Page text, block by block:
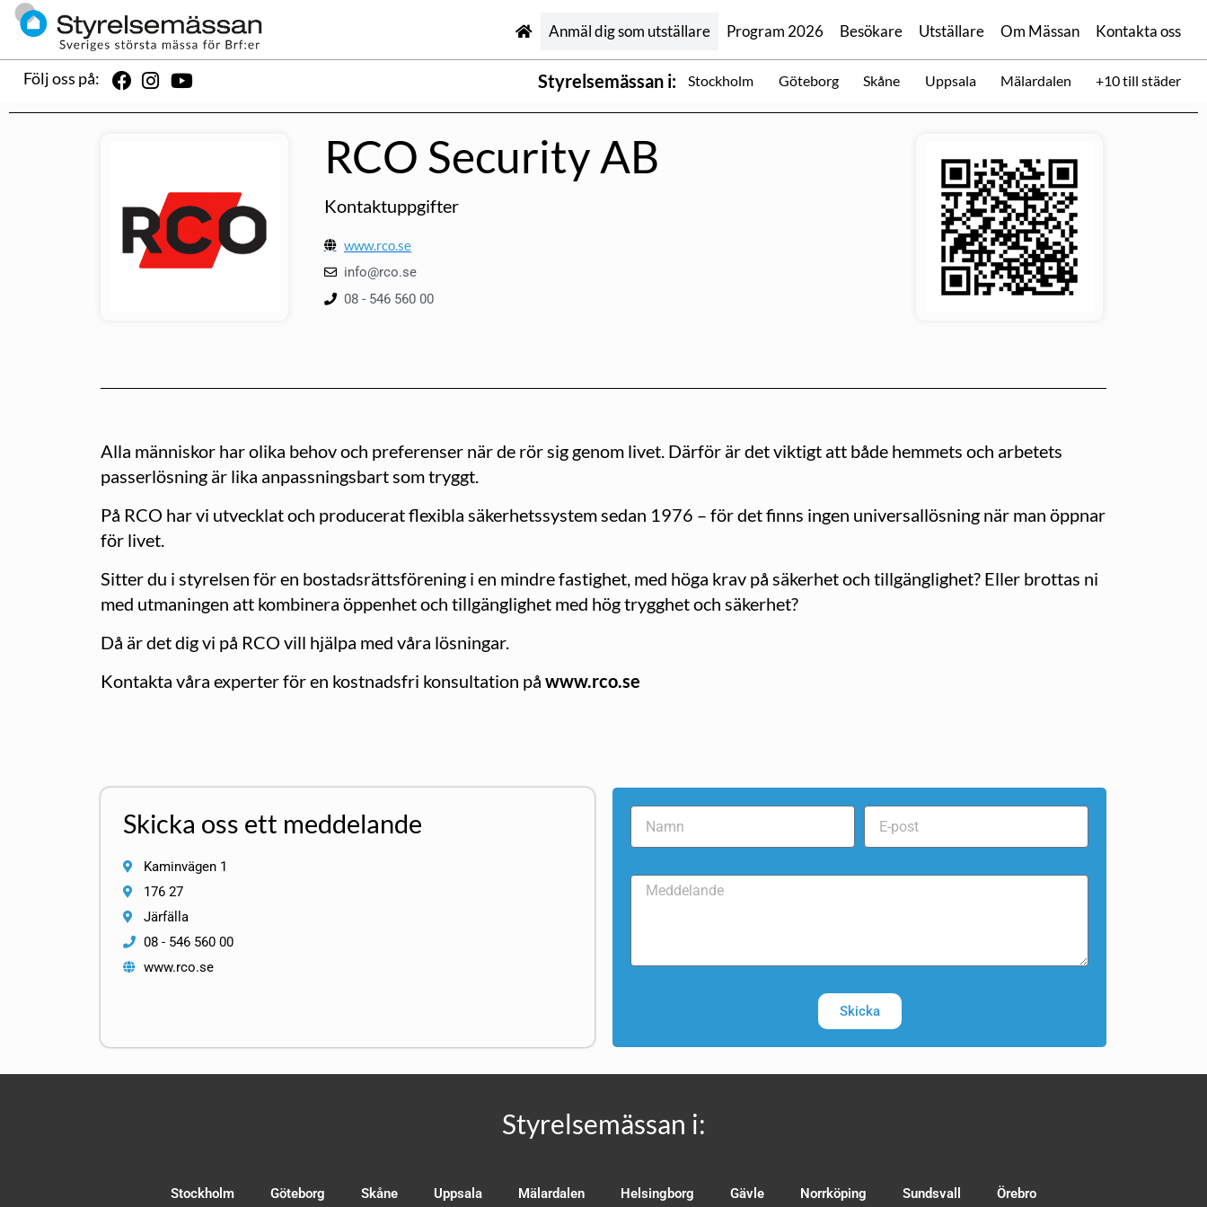
Anmäl dig som utställare Program 2026 Besökare Utställare Om Mässan Kontakta oss
Följ oss på: Styrelsemässan i: Stockholm Göteborg Skåne Uppsala Mälardalen +10 till städer
RCO Security AB
Kontaktuppgifter
www.rco.se
info@rco.se
08 - 546 560 00
Alla människor har olika behov och preferenser när de rör sig genom livet. Därför är det viktigt att både hemmets och arbetets
passerlösning är lika anpassningsbart som tryggt.
På RCO har vi utvecklat och producerat flexibla säkerhetssystem sedan 1976 – för det finns ingen universallösning när man öppnar
för livet.
Sitter du i styrelsen för en bostadsrättsförening i en mindre fastighet, med höga krav på säkerhet och tillgänglighet? Eller brottas ni
med utmaningen att kombinera öppenhet och tillgänglighet med hög trygghet och säkerhet?
Då är det dig vi på RCO vill hjälpa med våra lösningar.
Kontakta våra experter för en kostnadsfri konsultation på www.rco.se
Skicka oss ett meddelande
Kaminvägen 1
176 27
Järfälla
08 - 546 560 00
www.rco.se
Skicka
Styrelsemässan i:
Stockholm Göteborg Skåne Uppsala Mälardalen Helsingborg Gävle Norrköping Sundsvall Örebro